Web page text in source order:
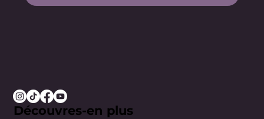
Découvres-en plus